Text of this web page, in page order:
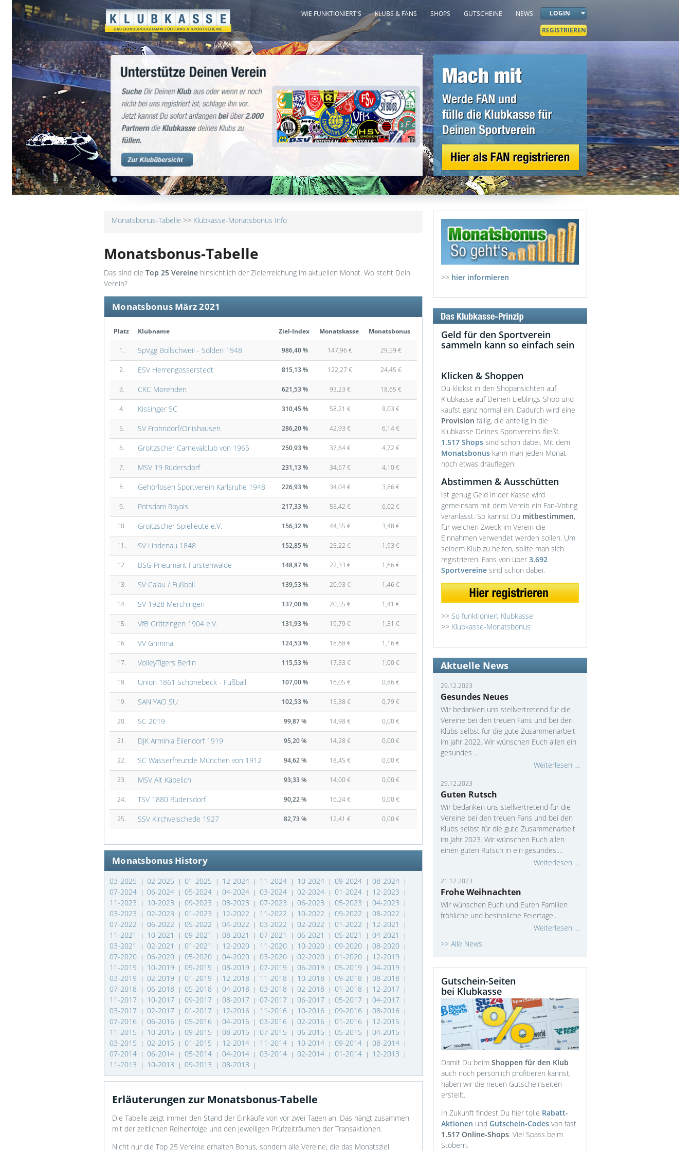
WIE FUNKTIONIERT'S KLUBS & FANS SHOPS GUTSCHEINE NEWS
LOGIN
REGISTRIEREN
1
Monatsbonus-Tabelle >> Klubkasse-Monatsbonus Info
Monatsbonus-Tabelle
Das sind die Top 25 Vereine hinsichtlich der Zielerreichung im aktuellen Monat. Wo steht Dein
Verein?
Monatsbonus März 2021
Platz Klubname Ziel-Index Monatskasse Monatsbonus
1. SpVgg Bollschweil - Sölden 1948 986,40 % 147,96 € 29,59 €
2. ESV Herrengosserstedt 815,13 % 122,27 € 24,45 €
3. CKC Morenden 621,53 % 93,23 € 18,65 €
4. Kissinger SC 310,45 % 58,21 € 9,03 €
5. SV Frohndorf/Orlishausen 286,20 % 42,93 € 6,14 €
6. Groitzscher Carnevalclub von 1965 250,93 % 37,64 € 4,72 €
7. MSV 19 Rüdersdorf 231,13 % 34,67 € 4,10 €
8. Gehörlosen Sportverein Karlsruhe 1948 226,93 % 34,04 € 3,86 €
9. Potsdam Royals 217,33 % 55,42 € 6,02 €
10. Groitzscher Spielleute e.V. 156,32 % 44,55 € 3,48 €
11. SV Lindenau 1848 152,85 % 25,22 € 1,93 €
12. BSG Pneumant Fürstenwalde 148,87 % 22,33 € 1,66 €
13. SV Calau / Fußball 139,53 % 20,93 € 1,46 €
14. SV 1928 Merchingen 137,00 % 20,55 € 1,41 €
15. VfB Grötzingen 1904 e.V. 131,93 % 19,79 € 1,31 €
16. VV Grimma 124,53 % 18,68 € 1,16 €
17. VolleyTigers Berlin 115,53 % 17,33 € 1,00 €
18. Union 1861 Schönebeck - Fußball 107,00 % 16,05 € 0,86 €
19. SAN YAO SU 102,53 % 15,38 € 0,79 €
20. SC 2019 99,87 % 14,98 € 0,00 €
21. DJK Arminia Eilendorf 1919 95,20 % 14,28 € 0,00 €
22. SC Wasserfreunde München von 1912 94,62 % 18,45 € 0,00 €
23. MSV Alt Käbelich 93,33 % 14,00 € 0,00 €
24. TSV 1880 Rüdersdorf 90,22 % 16,24 € 0,00 €
25. SSV Kirchveischede 1927 82,73 % 12,41 € 0,00 €
Monatsbonus History
03-2025 | 02-2025 | 01-2025 | 12-2024 | 11-2024 | 10-2024 | 09-2024 | 08-2024 |
07-2024 | 06-2024 | 05-2024 | 04-2024 | 03-2024 | 02-2024 | 01-2024 | 12-2023 |
11-2023 | 10-2023 | 09-2023 | 08-2023 | 07-2023 | 06-2023 | 05-2023 | 04-2023 |
03-2023 | 02-2023 | 01-2023 | 12-2022 | 11-2022 | 10-2022 | 09-2022 | 08-2022 |
07-2022 | 06-2022 | 05-2022 | 04-2022 | 03-2022 | 02-2022 | 01-2022 | 12-2021 |
11-2021 | 10-2021 | 09-2021 | 08-2021 | 07-2021 | 06-2021 | 05-2021 | 04-2021 |
03-2021 | 02-2021 | 01-2021 | 12-2020 | 11-2020 | 10-2020 | 09-2020 | 08-2020 |
07-2020 | 06-2020 | 05-2020 | 04-2020 | 03-2020 | 02-2020 | 01-2020 | 12-2019 |
11-2019 | 10-2019 | 09-2019 | 08-2019 | 07-2019 | 06-2019 | 05-2019 | 04-2019 |
03-2019 | 02-2019 | 01-2019 | 12-2018 | 11-2018 | 10-2018 | 09-2018 | 08-2018 |
07-2018 | 06-2018 | 05-2018 | 04-2018 | 03-2018 | 02-2018 | 01-2018 | 12-2017 |
11-2017 | 10-2017 | 09-2017 | 08-2017 | 07-2017 | 06-2017 | 05-2017 | 04-2017 |
03-2017 | 02-2017 | 01-2017 | 12-2016 | 11-2016 | 10-2016 | 09-2016 | 08-2016 |
07-2016 | 06-2016 | 05-2016 | 04-2016 | 03-2016 | 02-2016 | 01-2016 | 12-2015 |
11-2015 | 10-2015 | 09-2015 | 08-2015 | 07-2015 | 06-2015 | 05-2015 | 04-2015 |
03-2015 | 02-2015 | 01-2015 | 12-2014 | 11-2014 | 10-2014 | 09-2014 | 08-2014 |
07-2014 | 06-2014 | 05-2014 | 04-2014 | 03-2014 | 02-2014 | 01-2014 | 12-2013 |
11-2013 | 10-2013 | 09-2013 | 08-2013 |
Erläuterungen zur Monatsbonus-Tabelle
Die Tabelle zeigt immer den Stand der Einkäufe von vor zwei Tagen an. Das hängt zusammen
mit der zeitlichen Reihenfolge und den jeweiligen Prüfzeiträumen der Transaktionen.
Nicht nur die Top 25 Vereine erhalten Bonus, sondern alle Vereine, die das Monatsziel
>> hier informieren
Geld für den Sportverein
sammeln kann so einfach sein
Klicken & Shoppen
Du klickst in den Shopansichten auf
Klubkasse auf Deinen Lieblings-Shop und
kaufst ganz normal ein. Dadurch wird eine
Provision fällig, die anteilig in die
Klubkasse Deines Sportvereins fließt.
1.517 Shops sind schon dabei. Mit dem
Monatsbonus kann man jeden Monat
noch etwas drauflegen.
Abstimmen & Ausschütten
Ist genug Geld in der Kasse wird
gemeinsam mit dem Verein ein Fan-Voting
veranlasst. So kannst Du mitbestimmen,
für welchen Zweck im Verein die
Einnahmen verwendet werden sollen. Um
seinem Klub zu helfen, sollte man sich
registrieren. Fans von über 3.692
Sportvereine sind schon dabei.
>> So funktioniert Klubkasse
>> Klubkasse-Monatsbonus
Aktuelle News
29.12.2023
Gesundes Neues
Wir bedanken uns stellvertretend für die
Vereine bei den treuen Fans und bei den
Klubs selbst für die gute Zusammenarbeit
im Jahr 2022. Wir wünschen Euch allen ein
gesundes ...
Weiterlesen …
29.12.2023
Guten Rutsch
Wir bedanken uns stellvertretend für die
Vereine bei den treuen Fans und bei den
Klubs selbst für die gute Zusammenarbeit
im Jahr 2023. Wir wünschen Euch allen
einen guten Rutsch in ein gesundes....
Weiterlesen …
21.12.2023
Frohe Weihnachten
Wir wünschen Euch und Euren Familien
fröhliche und besinnliche Feiertage...
Weiterlesen …
>> Alle News
Gutschein-Seiten
bei Klubkasse
Damit Du beim Shoppen für den Klub
auch noch persönlich profitieren kannst,
haben wir die neuen Gutscheinseiten
erstellt.
In Zukunft findest Du hier tolle Rabatt-
Aktionen und Gutschein-Codes von fast
1.517 Online-Shops. Viel Spass beim
Stöbern.